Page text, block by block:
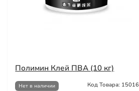
Полимин Клей ПВА (10 кг)
Нет в наличии Код Товара: 15016